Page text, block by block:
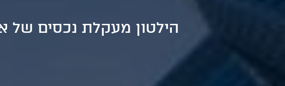
הילטון מעקלת נכסים של